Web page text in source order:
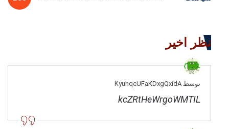
نظر اخیر
توسط KyuhqcUFaKDxgQxidA
kcZRtHeWrgoWMTIL